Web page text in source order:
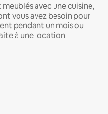
avec une cuisine,
vous avez besoin pour
pendant un mois ou
à une location